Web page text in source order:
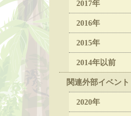
2017年
2016年
2015年
2014年以前
関連外部イベント
2020年